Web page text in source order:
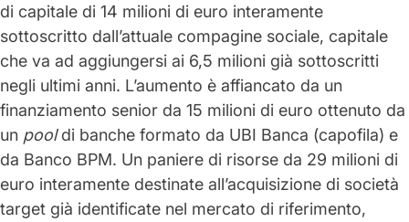
di capitale di 14 milioni di euro interamente
sottoscritto dall’attuale compagine sociale, capitale
che va ad aggiungersi ai 6,5 milioni già sottoscritti
negli ultimi anni. L’aumento è affiancato da un
finanziamento senior da 15 milioni di euro ottenuto da
un pooldi banche formato da UBI Banca (capofila) e
da Banco BPM. Un paniere di risorse da 29 milioni di
euro interamente destinate all’acquisizione di società
target già identificate nel mercato di riferimento,